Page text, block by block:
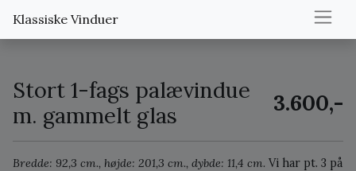
Klassiske Vinduer
Stort 1-fags palævindue
m. gammelt glas
3.600,-
Bredde: 92,3 cm., højde: 201,3 cm., dybde: 11,4 cm. Vi har pt. 3 på